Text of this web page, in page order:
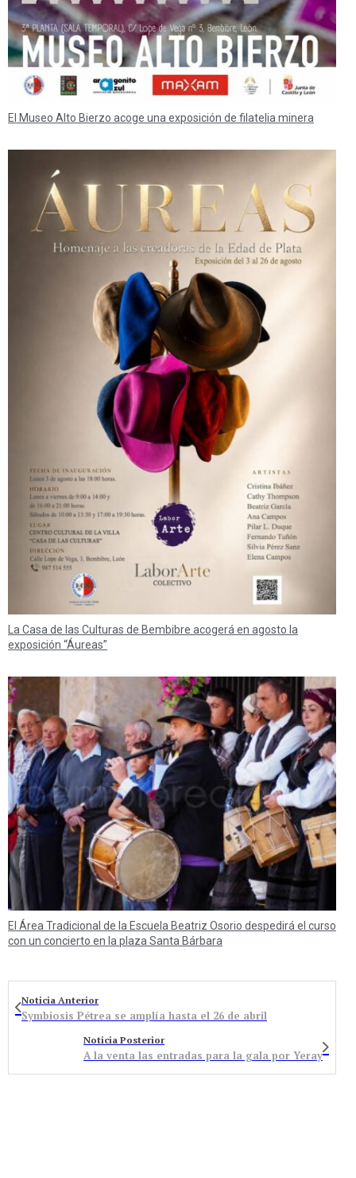
El Museo Alto Bierzo acoge una exposición de filatelia minera
La Casa de las Culturas de Bembibre acogerá en agosto la
exposición “Áureas”
El Área Tradicional de la Escuela Beatriz Osorio despedirá el curso
con un concierto en la plaza Santa Bárbara
Noticia Anterior
Symbiosis Pétrea se amplía hasta el 26 de abril
Noticia Posterior
A la venta las entradas para la gala por Yeray